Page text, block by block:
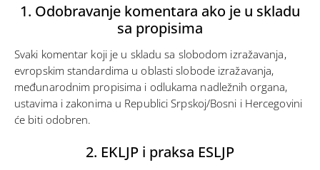
1. Odobravanje komentara ako je u skladu
sa propisima
Svaki komentar koji je u skladu sa slobodom izražavanja,
evropskim standardima u oblasti slobode izražavanja,
međunarodnim propisima i odlukama nadležnih organa,
ustavima i zakonima u Republici Srpskoj/Bosni i Hercegovini
će biti odobren.
2. EKLJP i praksa ESLJP